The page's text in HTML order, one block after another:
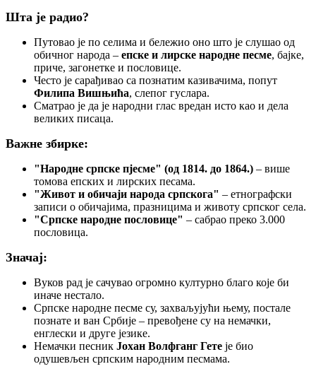
Шта је радио?
Путовао је по селима и бележио оно што је слушао од
обичног народа – епске и лирске народне песме, бајке,
приче, загонетке и пословице.
Често је сарађивао са познатим казивачима, попут
Филипа Вишњића, слепог гуслара.
Сматрао је да је народни глас вредан исто као и дела
великих писаца.
Важне збирке:
"Народне српске пјесме" (од 1814. до 1864.) – више
томова епских и лирских песама.
"Живот и обичаји народа српскога" – етнографски
записи о обичајима, празницима и животу српског села.
"Српске народне пословице" – сабрао преко 3.000
пословица.
Значај:
Вуков рад је сачувао огромно културно благо које би
иначе нестало.
Српске народне песме су, захваљујући њему, постале
познате и ван Србије – превођене су на немачки,
енглески и друге језике.
Немачки песник Јохан Волфганг Гете је био
одушевљен српским народним песмама.